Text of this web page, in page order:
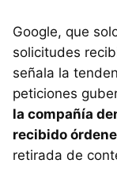
Google, que
solicitudes
señala la
peticiones
la compañía
recibido
retirada de